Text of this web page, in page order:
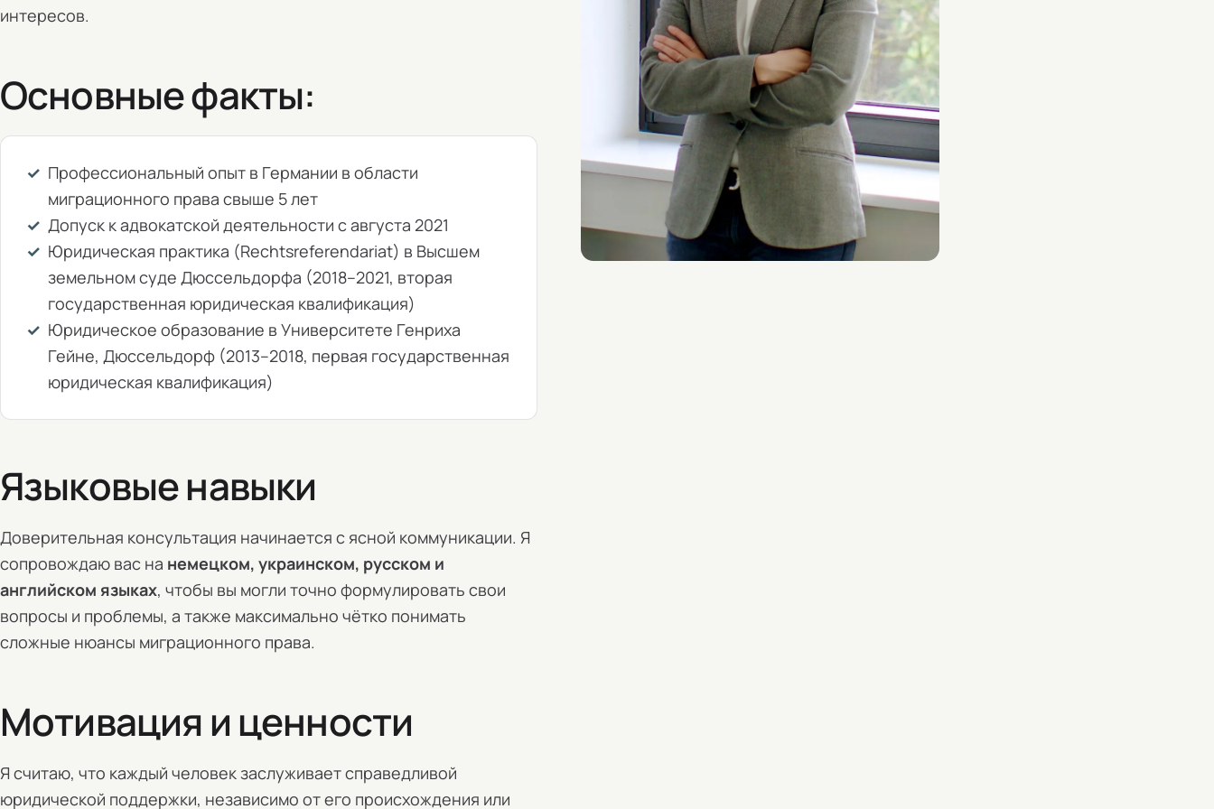
интересов.
Основные факты:
Профессиональный опыт в Германии в области
миграционного права свыше 5 лет
Допуск к адвокатской деятельности с августа 2021
Юридическая практика (Rechtsreferendariat) в Высшем
земельном суде Дюссельдорфа (2018–2021, вторая
государственная юридическая квалификация)
Юридическое образование в Университете Генриха
Гейне, Дюссельдорф (2013–2018, первая государственная
юридическая квалификация)
Языковые навыки
Доверительная консультация начинается с ясной коммуникации. Я
сопровождаю вас на немецком, украинском, русском и
английском языках, чтобы вы могли точно формулировать свои
вопросы и проблемы, а также максимально чётко понимать
сложные нюансы миграционного права.
Мотивация и ценности
Я считаю, что каждый человек заслуживает справедливой
юридической поддержки, независимо от его происхождения или